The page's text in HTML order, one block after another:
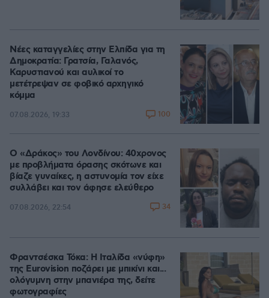
Νέες καταγγελίες στην Ελπίδα για τη
Δημοκρατία: Γρατσία, Γαλανός,
Καρυστιανού και αυλικοί το
μετέτρεψαν σε φοβικό αρχηγικό
κόμμα
07.08.2026, 19:33 100
Ο «Δράκος» του Λονδίνου: 40χρονος
με προβλήματα όρασης σκότωνε και
βίαζε γυναίκες, η αστυνομία τον είχε
συλλάβει και τον άφησε ελεύθερο
07.08.2026, 22:54 34
Φραντσέσκα Τόκα: Η Ιταλίδα «νύφη»
της Eurovision ποζάρει με μπικίνι και...
ολόγυμνη στην μπανιέρα της, δείτε
φωτογραφίες